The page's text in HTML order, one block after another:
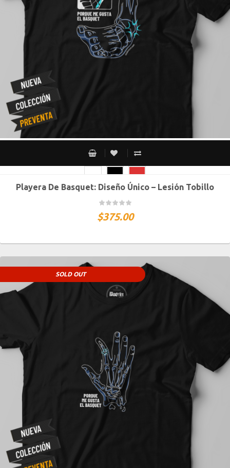
CH M G XG XXG
Playera De Basquet: Diseño Único – Lesión Tobillo
$375.00
SOLD OUT